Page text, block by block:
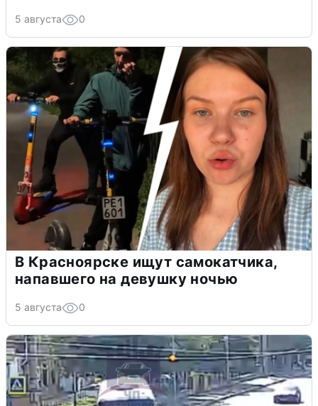
5 августа 0
В Красноярске ищут самокатчика,
напавшего на девушку ночью
5 августа 0